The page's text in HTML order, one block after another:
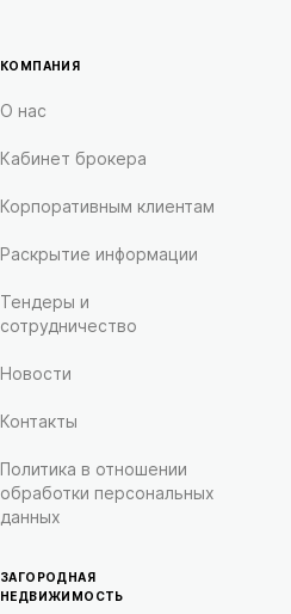
КОМПАНИЯ
О нас
Кабинет брокера
Корпоративным клиентам
Раскрытие информации
Тендеры и
сотрудничество
Новости
Контакты
Политика в отношении
обработки персональных
данных
ЗАГОРОДНАЯ
НЕДВИЖИМОСТЬ